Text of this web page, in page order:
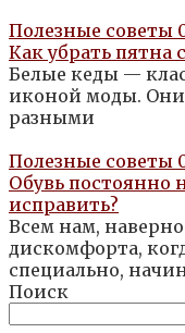
Полезные советы
Как убрать пятна
Белые кеды —
иконой моды. Они
разными
Полезные советы
Обувь постоянно
исправить?
Всем нам,
дискомфорта,
специально,
Поиск